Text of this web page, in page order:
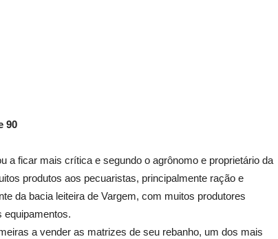
90
a ficar mais crítica e segundo o agrônomo e proprietário da
produtos aos pecuaristas, principalmente ração e
da bacia leiteira de Vargem, com muitos produtores
equipamentos.
a vender as matrizes de seu rebanho, um dos mais